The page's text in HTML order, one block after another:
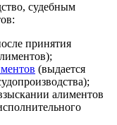
судебным
принятия
(выдается
алиментов